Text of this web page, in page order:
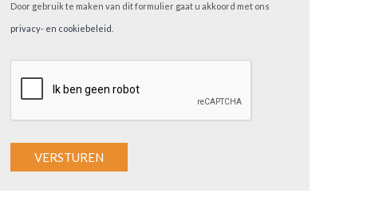
Door gebruik te maken van dit formulier gaat u akkoord met ons
privacy- en cookiebeleid